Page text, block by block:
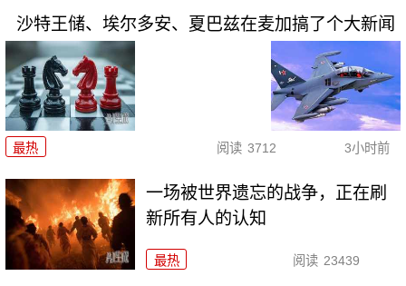
沙特王储、埃尔多安、夏巴兹在麦加搞了个大新闻
最热 阅读 3712 3小时前
一场被世界遗忘的战争，正在刷
新所有人的认知
最热 阅读 23439